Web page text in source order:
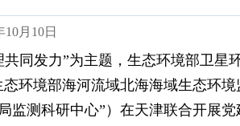
月10日
同发力”为主题，生态环境部卫星
环境部海河流域北海海域生态环境
监测科研中心”）在天津联合开展